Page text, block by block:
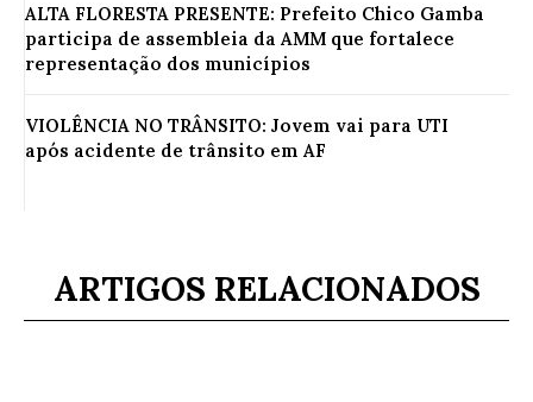
ALTA FLORESTA PRESENTE: Prefeito Chico Gamba
participa de assembleia da AMM que fortalece
representação dos municípios
VIOLÊNCIA NO TRÂNSITO: Jovem vai para UTI
após acidente de trânsito em AF
ARTIGOS RELACIONADOS